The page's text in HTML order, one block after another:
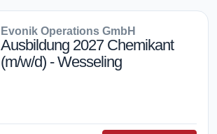
Evonik Operations GmbH
Ausbildung 2027 Chemikant
(m/w/d) - Wesseling